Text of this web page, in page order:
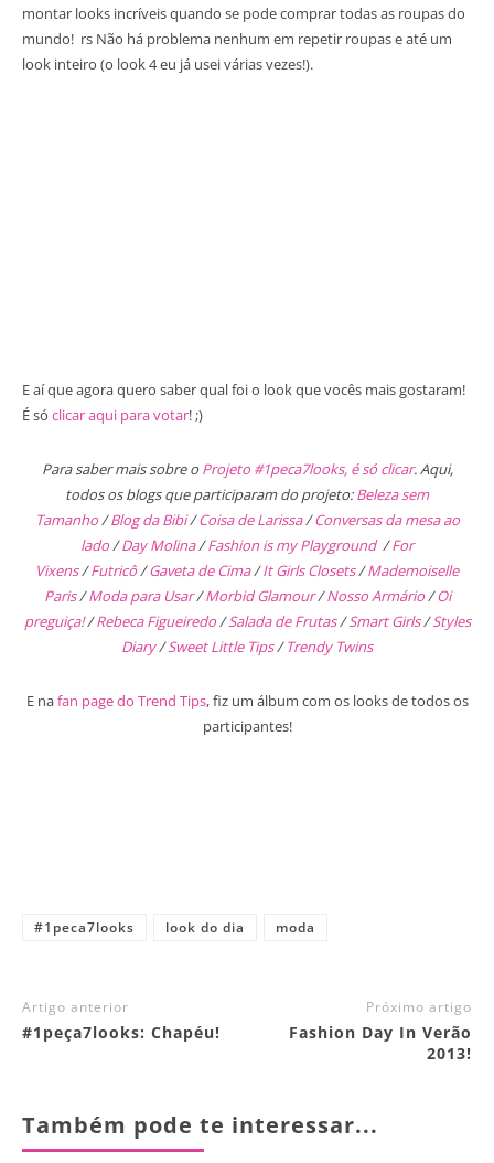
montar looks incríveis quando se pode comprar todas as roupas do
mundo! rs Não há problema nenhum em repetir roupas e até um
look inteiro (o look 4 eu já usei várias vezes!).
E aí que agora quero saber qual foi o look que vocês mais gostaram!
É só clicar aqui para votar! ;)
Para saber mais sobre o Projeto #1peca7looks, é só clicar. Aqui,
todos os blogs que participaram do projeto:Beleza sem
Tamanho/Blog da Bibi/Coisa de Larissa/Conversas da mesa ao
lado/Day Molina/Fashion is my Playground /For
Vixens/Futricô/Gaveta de Cima/It Girls Closets/Mademoiselle
Paris/Moda para Usar/Morbid Glamour/Nosso Armário/Oi
preguiça!/Rebeca Figueiredo/Salada de Frutas/Smart Girls/Styles
Diary/Sweet Little Tips/Trendy Twins
E nafan page do Trend Tips, fiz um álbum com os looks de todos os
participantes!
#1peca7looks look do dia moda
Artigo anterior
#1peça7looks: Chapéu!
Próximo artigo
Fashion Day In Verão
2013!
Também pode te interessar...